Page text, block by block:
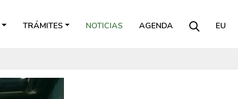
TRÁMITES NOTICIAS AGENDA EU